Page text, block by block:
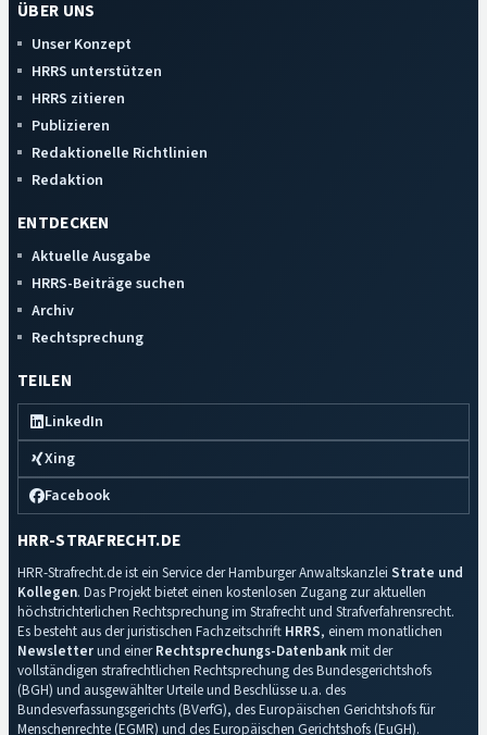
ÜBER UNS
Unser Konzept
HRRS unterstützen
HRRS zitieren
Publizieren
Redaktionelle Richtlinien
Redaktion
ENTDECKEN
Aktuelle Ausgabe
HRRS-Beiträge suchen
Archiv
Rechtsprechung
TEILEN
LinkedIn
Xing
Facebook
HRR-STRAFRECHT.DE
HRR-Strafrecht.de ist ein Service der Hamburger Anwaltskanzlei Strate und
Kollegen. Das Projekt bietet einen kostenlosen Zugang zur aktuellen
höchstrichterlichen Rechtsprechung im Strafrecht und Strafverfahrensrecht.
Es besteht aus der juristischen Fachzeitschrift HRRS, einem monatlichen
Newsletterund einerRechtsprechungs-Datenbankmit der
vollständigen strafrechtlichen Rechtsprechung des Bundesgerichtshofs
(BGH) und ausgewählter Urteile und Beschlüsse u.a. des
Bundesverfassungsgerichts (BVerfG), des Europäischen Gerichtshofs für
Menschenrechte (EGMR) und des Europäischen Gerichtshofs (EuGH).